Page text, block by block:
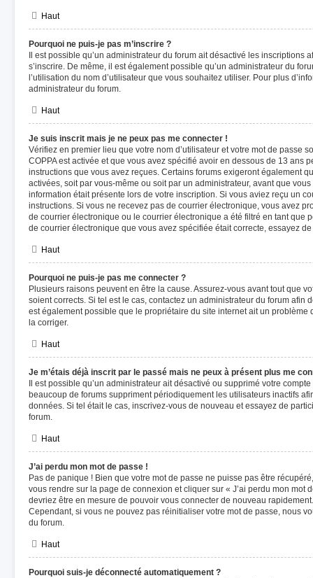
Haut
Pourquoi ne puis-je pas m’inscrire ?
Il est possible qu’un administrateur du forum ait désactivé les inscriptions
s’inscrire. De même, il est également possible qu’un administrateur du
l’utilisation du nom d’utilisateur que vous souhaitez utiliser. Pour plus
administrateur du forum.
Haut
Je suis inscrit mais je ne peux pas me connecter !
Vérifiez en premier lieu que votre nom d’utilisateur et votre mot de passe
COPPA est activée et que vous avez spécifié avoir en dessous de 13 ans
instructions que vous avez reçues. Certains forums exigeront également
activées, soit par vous-même ou soit par un administrateur, avant que
information était présente lors de votre inscription. Si vous aviez reçu un
instructions. Si vous ne recevez pas de courrier électronique, vous avez
de courrier électronique ou le courrier électronique a été filtré en tant que
de courrier électronique que vous avez spécifiée était correcte, essayez
Haut
Pourquoi ne puis-je pas me connecter ?
Plusieurs raisons peuvent en être la cause. Assurez-vous avant tout que
soient corrects. Si tel est le cas, contactez un administrateur du forum afin
est également possible que le propriétaire du site internet ait un problème
la corriger.
Haut
Je m’étais déjà inscrit par le passé mais ne peux à présent plus me
Il est possible qu’un administrateur ait désactivé ou supprimé votre
beaucoup de forums suppriment périodiquement les utilisateurs inactifs
données. Si tel était le cas, inscrivez-vous de nouveau et essayez de
forum.
Haut
J’ai perdu mon mot de passe !
Pas de panique ! Bien que votre mot de passe ne puisse pas être
vous rendre sur la page de connexion et cliquer sur « J’ai perdu mon mot
devriez être en mesure de pouvoir vous connecter de nouveau rapidement.
Cependant, si vous ne pouvez pas réinitialiser votre mot de passe, nous
du forum.
Haut
Pourquoi suis-je déconnecté automatiquement ?